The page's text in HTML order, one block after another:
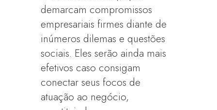
demarcam compromissos
empresariais firmes diante de
inúmeros dilemas e questões
sociais. Eles serão ainda mais
efetivos caso consigam
conectar seus focos de
atuação ao negócio,